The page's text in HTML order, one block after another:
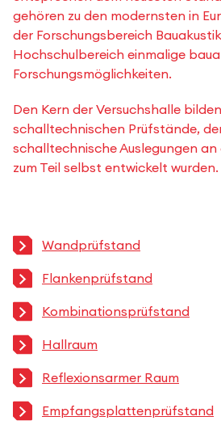
gehören zu den modernsten in
der Forschungsbereich
Hochschulbereich einmalige
Forschungsmöglichkeiten.
Den Kern der Versuchshalle
schalltechnischen Prüfstände,
schalltechnische Auslegungen
zum Teil selbst entwickelt wurden.
Wandprüfstand
Flankenprüfstand
Kombinationsprüfstand
Hallraum
Reflexionsarmer Raum
Empfangsplattenprüfstand